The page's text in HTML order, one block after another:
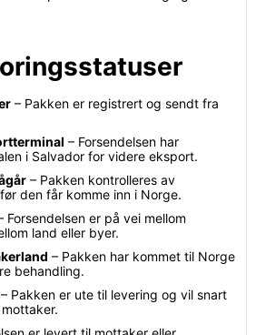
– Pakken er registrert og sendt fra
– Forsendelsen har
i Salvador for videre eksport.
– Pakken kontrolleres av
den får komme inn i Norge.
Forsendelsen er på vei mellom
land eller byer.
– Pakken har kommet til Norge
behandling.
– Pakken er ute til levering og vil snart